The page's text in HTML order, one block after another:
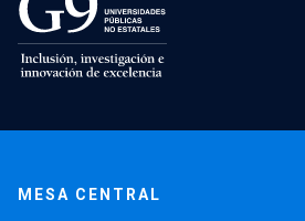
MESA CENTRAL